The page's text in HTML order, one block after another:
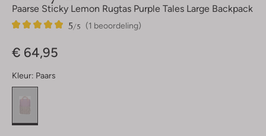
Paarse Sticky Lemon Rugtas Purple Tales Large Backpack
(1 beoordeling)
5/5
1
5
€ 64,95
Kleur: Paars